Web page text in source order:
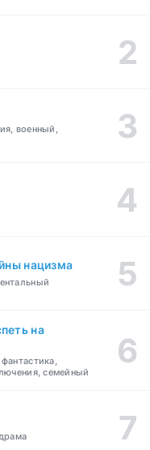
военный,
нацизма
на
семейный